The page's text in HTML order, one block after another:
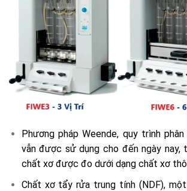
Phương pháp Weende, quy trình
vẫn được sử dụng cho đến ngày nay,
chất xơ được đo dưới dạng chất xơ thô
Chất xơ tẩy rửa trung tính (NDF),